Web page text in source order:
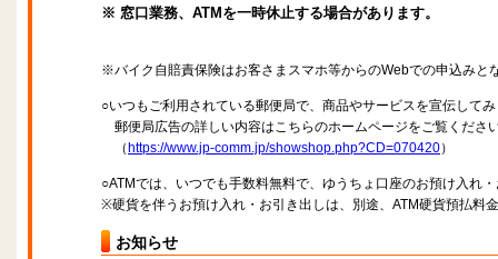
※ 窓口業務、ATMを一時休止する場合があります。
※バイク自賠責保険はお客さまスマホ等からのWebでの申込みと
○いつもご利用されている郵便局で、商品やサービスを宣伝して
郵便局広告の詳しい内容はこちらのホームページをご覧くださ
（ https://www.jp-comm.jp/showshop.php?CD=070420）
○ATMでは、いつでも手数料無料で、ゆうちょ口座のお預け入れ
※硬貨を伴うお預け入れ・お引き出しは、別途、ATM硬貨預払料
お知らせ